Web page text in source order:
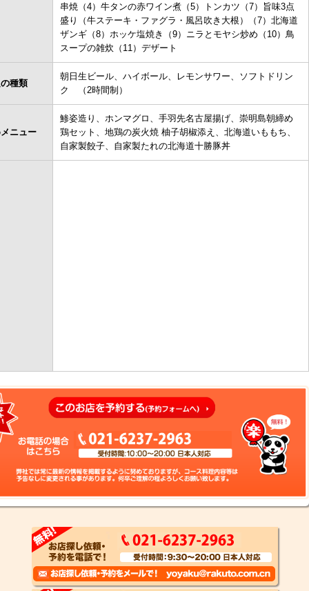
串焼（4）牛タンの赤ワイン煮（5）トンカツ（7）旨味3点
盛り（牛ステーキ・ファグラ・風呂吹き大根）（7）北海道
ザンギ（8）ホッケ塩焼き（9）ニラとモヤシ炒め（10）鳥
スープの雑炊（11）デザート
種類
朝日生ビール、ハイボール、レモンサワー、ソフトドリン
ク （2時間制）
ニュー
鯵姿造り、ホンマグロ、手羽先名古屋揚げ、崇明島朝締め
鶏セット、地鶏の炭火焼 柚子胡椒添え、北海道いももち、
自家製餃子、自家製たれの北海道十勝豚丼